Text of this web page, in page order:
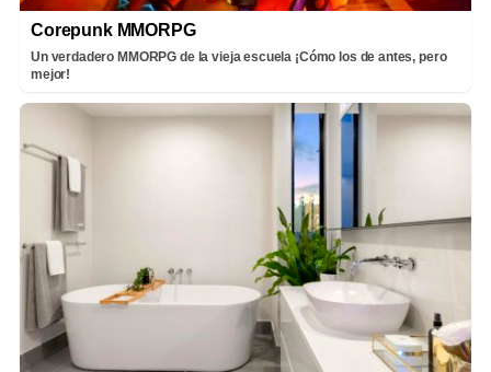
Corepunk MMORPG
Un verdadero MMORPG de la vieja escuela ¡Cómo los de antes, pero
mejor!